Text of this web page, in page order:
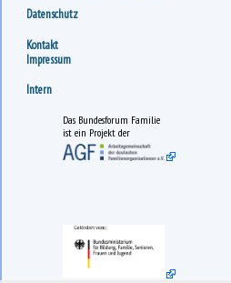
Datenschutz
Kontakt
Impressum
Intern
Das Bundesforum Familie
ist ein Projekt der